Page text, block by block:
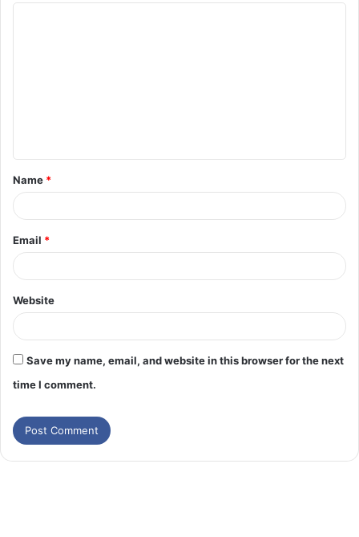
Name *
Email *
Website
Save my name, email, and website in this browser for the next
time I comment.